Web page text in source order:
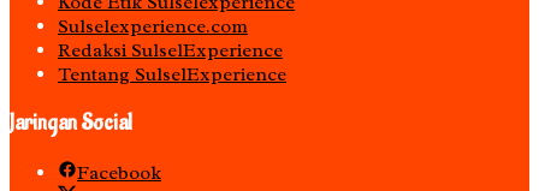
Sulselexperience.com
Redaksi SulselExperience
Tentang SulselExperience
Jaringan Social
Facebook